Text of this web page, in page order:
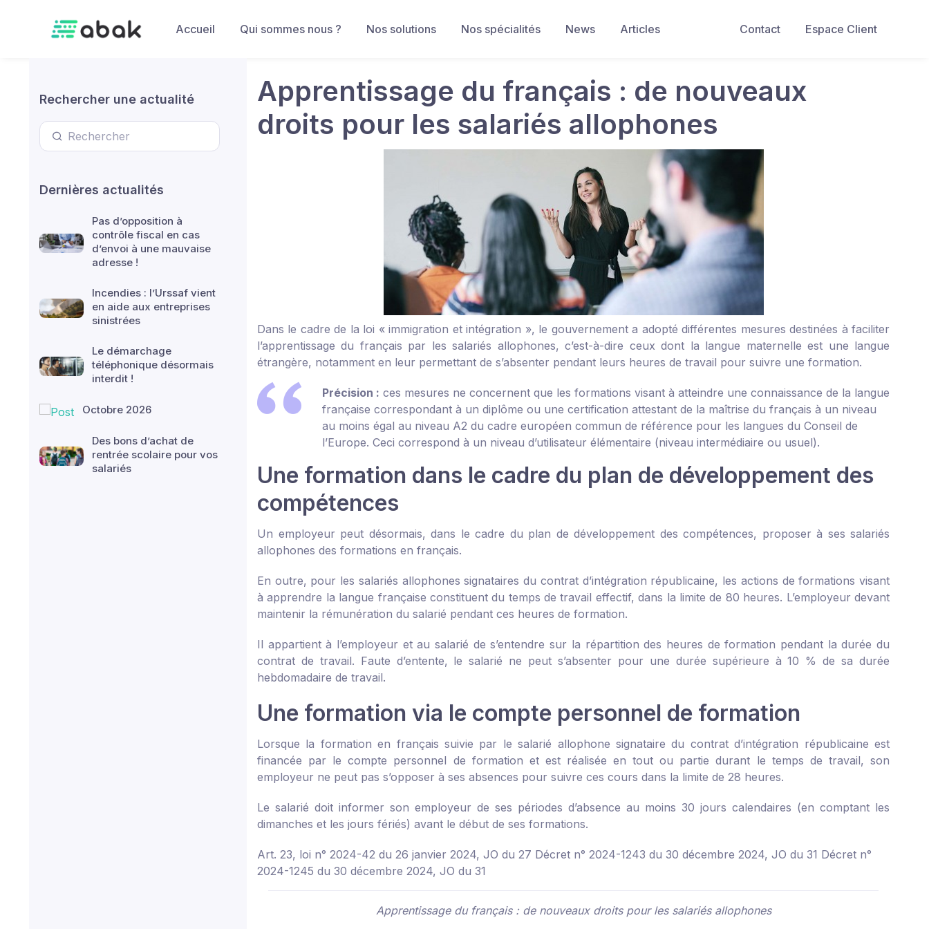
Contact
Espace Client
Accueil Qui sommes nous ? Nos solutions Nos spécialités News Articles
Rechercher une actualité
Dernières actualités
Pas d’opposition à
contrôle fiscal en cas
d’envoi à une mauvaise
adresse !
Incendies : l’Urssaf vient
en aide aux entreprises
sinistrées
Le démarchage
téléphonique désormais
interdit !
Octobre 2026
Des bons d’achat de
rentrée scolaire pour vos
salariés
Apprentissage du français : de nouveaux
droits pour les salariés allophones
Dans le cadre de la loi « immigration et intégration », le gouvernement a adopté différentes mesures destinées à faciliter
l’apprentissage du français par les salariés allophones, c’est-à-dire ceux dont la langue maternelle est une langue
étrangère, notamment en leur permettant de s’absenter pendant leurs heures de travail pour suivre une formation.
Précision : ces mesures ne concernent que les formations visant à atteindre une connaissance de la langue
française correspondant à un diplôme ou une certification attestant de la maîtrise du français à un niveau
au moins égal au niveau A2 du cadre européen commun de référence pour les langues du Conseil de
l’Europe. Ceci correspond à un niveau d’utilisateur élémentaire (niveau intermédiaire ou usuel).
Une formation dans le cadre du plan de développement des
compétences
Un employeur peut désormais, dans le cadre du plan de développement des compétences, proposer à ses salariés
allophones des formations en français.
En outre, pour les salariés allophones signataires du contrat d’intégration républicaine, les actions de formations visant
à apprendre la langue française constituent du temps de travail effectif, dans la limite de 80 heures. L’employeur devant
maintenir la rémunération du salarié pendant ces heures de formation.
Il appartient à l’employeur et au salarié de s’entendre sur la répartition des heures de formation pendant la durée du
contrat de travail. Faute d’entente, le salarié ne peut s’absenter pour une durée supérieure à 10 % de sa durée
hebdomadaire de travail.
Une formation via le compte personnel de formation
Lorsque la formation en français suivie par le salarié allophone signataire du contrat d’intégration républicaine est
financée par le compte personnel de formation et est réalisée en tout ou partie durant le temps de travail, son
employeur ne peut pas s’opposer à ses absences pour suivre ces cours dans la limite de 28 heures.
Le salarié doit informer son employeur de ses périodes d’absence au moins 30 jours calendaires (en comptant les
dimanches et les jours fériés) avant le début de ses formations.
Art. 23, loi n° 2024-42 du 26 janvier 2024, JO du 27 Décret n° 2024-1243 du 30 décembre 2024, JO du 31 Décret n°
2024-1245 du 30 décembre 2024, JO du 31
Apprentissage du français : de nouveaux droits pour les salariés allophones